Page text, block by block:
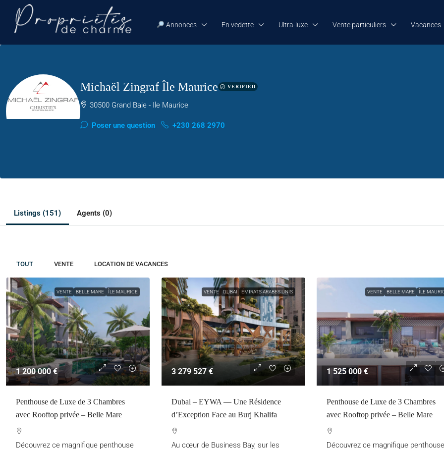
Annonces En vedette Ultra-luxe Vente particuliers Vacances
Michaël Zingraf Île Maurice VERIFIED
30500 Grand Baie - Ile Maurice
Poser une question +230 268 2970
Listings (151) Agents (0)
TOUT VENTE LOCATION DE VACANCES
VENTE BELLE MARE ÎLE MAURICE
1 200 000 €
Penthouse de Luxe de 3 Chambres
avec Rooftop privée – Belle Mare
Découvrez ce magnifique penthouse
VENTE DUBAI ÉMIRATS ARABES UNIS
3 279 527 €
Dubai – EYWA — Une Résidence
d’Exception Face au Burj Khalifa
Au cœur de Business Bay, sur les
VENTE BELLE MARE ÎLE
1 525 000 €
Penthouse de Luxe de 3 Chambres
avec Rooftop privée – Belle Mare
Découvrez ce magnifique